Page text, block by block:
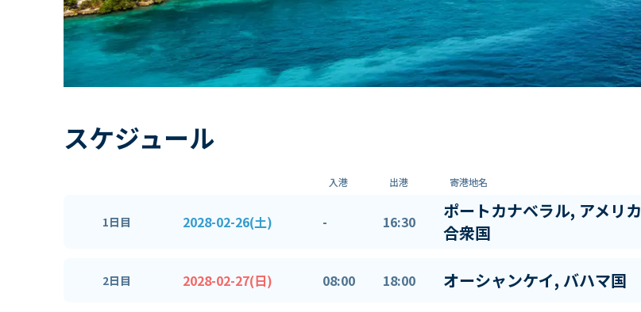
スケジュール
入港 出港 寄港地名
1日目 2028-02-26(土) - 16:30
ポートカナベラル, アメリカ
合衆国
2日目 2028-02-27(日) 08:00 18:00 オーシャンケイ, バハマ国